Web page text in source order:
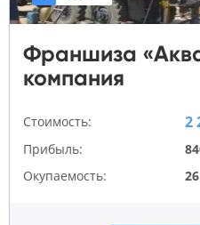
Франшиза
компания
Стоимость: 2
Прибыль:
Окупаемость: